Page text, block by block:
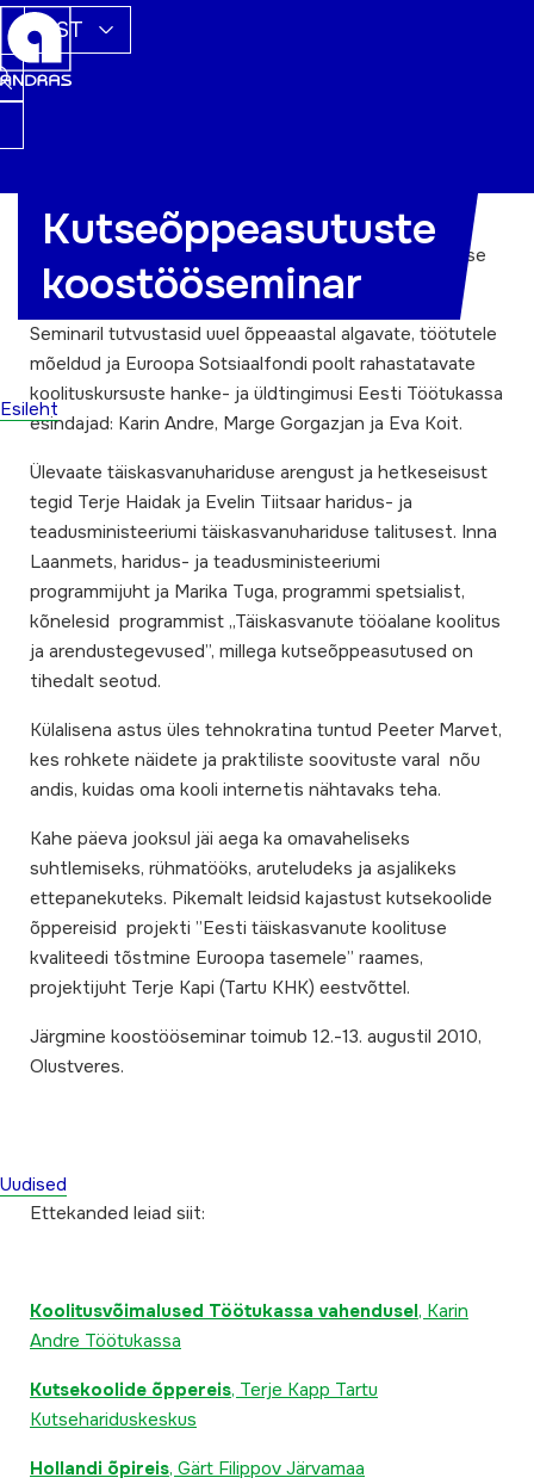
EST
Esileht
Uudised
Kutseõppeasutuste
koostööseminar
…toimus 13.-14. augustil Haapsalu Kutsehariduskeskuse
lahkel võõrustamisel, kus osales 58 inimest.
Seminaril tutvustasid uuel õppeaastal algavate, töötutele
mõeldud ja Euroopa Sotsiaalfondi poolt rahastatavate
koolituskursuste hanke- ja üldtingimusi Eesti Töötukassa
esindajad: Karin Andre, Marge Gorgazjan ja Eva Koit.
Ülevaate täiskasvanuhariduse arengust ja hetkeseisust
tegid Terje Haidak ja Evelin Tiitsaar haridus- ja
teadusministeeriumi täiskasvanuhariduse talitusest. Inna
Laanmets, haridus- ja teadusministeeriumi
programmijuht ja Marika Tuga, programmi spetsialist,
kõnelesid programmist „Täiskasvanute tööalane koolitus
ja arendustegevused”, millega kutseõppeasutused on
tihedalt seotud.
Külalisena astus üles tehnokratina tuntud Peeter Marvet,
kes rohkete näidete ja praktiliste soovituste varal nõu
andis, kuidas oma kooli internetis nähtavaks teha.
Kahe päeva jooksul jäi aega ka omavaheliseks
suhtlemiseks, rühmatööks, aruteludeks ja asjalikeks
ettepanekuteks. Pikemalt leidsid kajastust kutsekoolide
õppereisid projekti ”Eesti täiskasvanute koolituse
kvaliteedi tõstmine Euroopa tasemele” raames,
projektijuht Terje Kapi (Tartu KHK) eestvõttel.
Järgmine koostööseminar toimub 12.-13. augustil 2010,
Olustveres.
Ettekanded leiad siit:
Koolitusvõimalused Töötukassa vahendusel, Karin
Andre Töötukassa
Kutsekoolide õppereis, Terje Kapp Tartu
Kutsehariduskeskus
Hollandi õpireis, Gärt Filippov Järvamaa